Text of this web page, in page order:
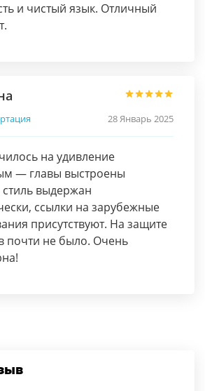
и чистый язык. Отличный
28 Январь 2025
на удивление
— главы выстроены
выдержан
ссылки на зарубежные
присутствуют. На защите
почти не было. Очень